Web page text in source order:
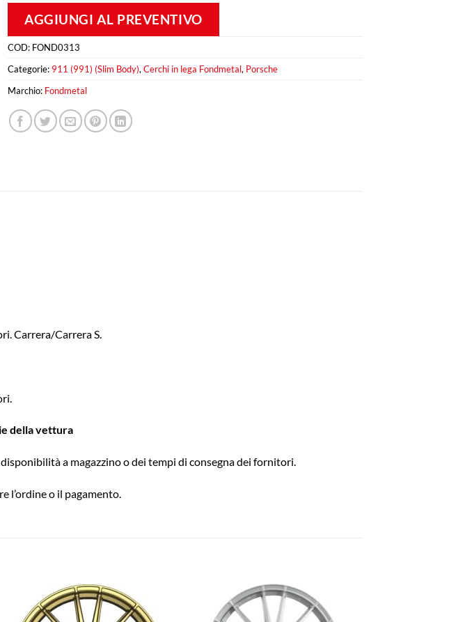
AGGIUNGI AL PREVENTIVO
COD: FOND0313
Categorie: 911 (991) (Slim Body), Cerchi in lega Fondmetal, Porsche
Marchio: Fondmetal
Carrera/Carrera S.
della vettura
a magazzino o dei tempi di consegna dei fornitori.
l’ordine o il pagamento.